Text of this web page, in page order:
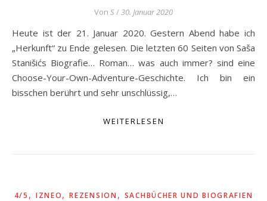
Von S/30. Januar 2020
Heute ist der 21. Januar 2020. Gestern Abend habe ich
„Herkunft“ zu Ende gelesen. Die letzten 60 Seiten von Saša
Stanišićs Biografie… Roman… was auch immer? sind eine
Choose-Your-Own-Adventure-Geschichte. Ich bin ein
bisschen berührt und sehr unschlüssig,…
WEITERLESEN
4/5 , IZNEO,REZENSION , SACHBÜCHER UND BIOGRAFIEN